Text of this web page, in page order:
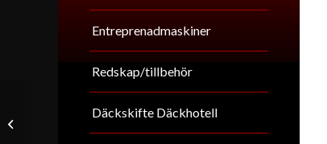
Entreprenadmaskiner
Redskap/tillbehör
Däckskifte Däckhotell